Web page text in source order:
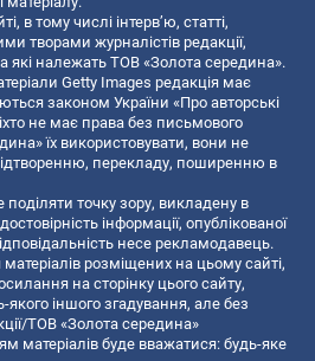
в тому числі інтерв’ю, статті,
творами журналістів редакції,
які належать ТОВ «Золота середина».
Getty Images редакція має
законом України «Про авторські
не має права без письмового
їх використовувати, вони не
перекладу, поширенню в
точку зору, викладену в
інформації, опублікованої
несе рекламодавець.
розміщених на цьому сайті,
на сторінку цього сайту,
якого іншого згадування, але без
ТОВ «Золота середина»
матеріалів буде вважатися: будь-яке